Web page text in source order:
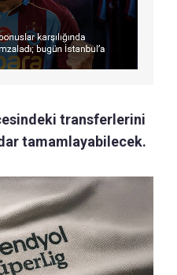
transferlerini
tamamlayabilecek.